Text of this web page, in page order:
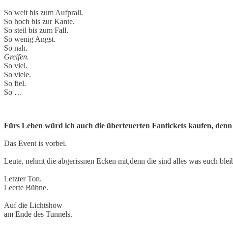
So weit bis zum Aufprall.
So hoch bis zur Kante.
So steil bis zum Fall.
So wenig Angst.
So nah.
Greifen.
So viel.
So viele.
So fiel.
So …
Fürs Leben würd ich auch die überteuerten Fantickets kaufen,
Das Event is vorbei.
Leute, nehmt die abgerissnen Ecken mit,denn die sind alles was euch
Letzter Ton.
Leerte Bühne.
Auf die Lichtshow
am Ende des Tunnels.